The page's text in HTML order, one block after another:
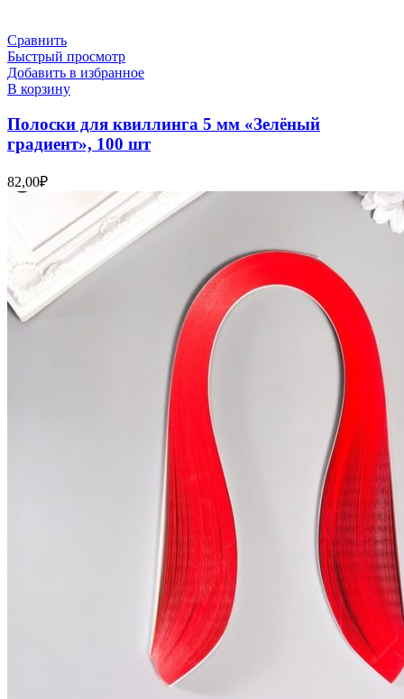
Сравнить
Быстрый просмотр
Добавить в избранное
В корзину
Полоски для квиллинга 5 мм «Зелёный
градиент», 100 шт
82,00₽